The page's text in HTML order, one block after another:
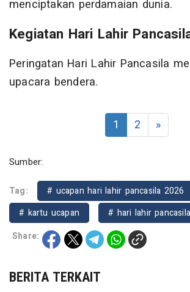
menciptakan perdamaian dunia.
Kegiatan Hari Lahir
Peringatan Hari Lahir Pancasila
upacara bendera.
1 2 »
Sumber:
Tag:
# ucapan hari lahir pancasila 2026
# kartu ucapan
# hari lahir
Share:
BERITA TERKAIT